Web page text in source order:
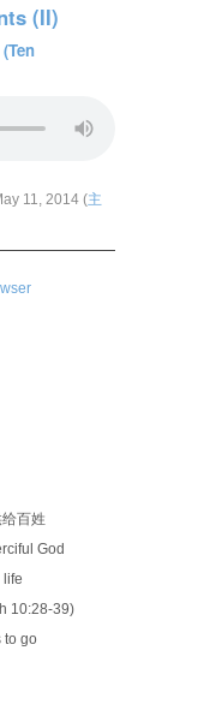
(II)
11, 2014 (主
百姓
God
life
10:28-39)
to go